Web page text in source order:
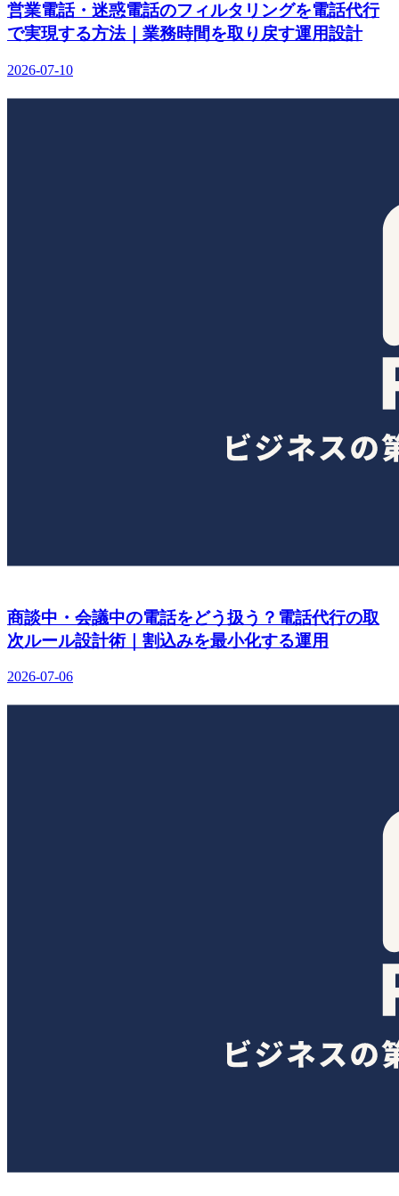
営業電話・迷惑電話のフィルタリングを電話代行
で実現する方法｜業務時間を取り戻す運用設計
2026-07-10
商談中・会議中の電話をどう扱う？電話代行の取
次ルール設計術｜割込みを最小化する運用
2026-07-06